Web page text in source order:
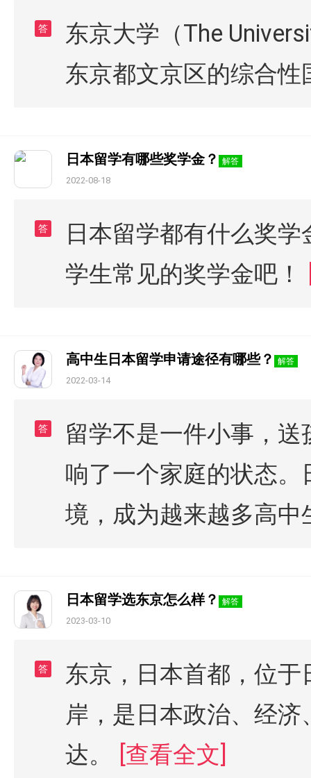
答
东京大学（The
东京都文京区的综合性
日本留学有哪些奖学金？ 解答
2022-08-18
答
日本留学都有什么奖
学生常见的奖学金吧！
高中生日本留学申请途径有哪些？ 解答
2022-03-14
答
留学不是一件小事，
响了一个家庭的状态
境，成为越来越多高中
日本留学选东京怎么样？ 解答
2023-03-10
答
东京，日本首都，位
岸，是日本政治、经
达。
[查看全文]